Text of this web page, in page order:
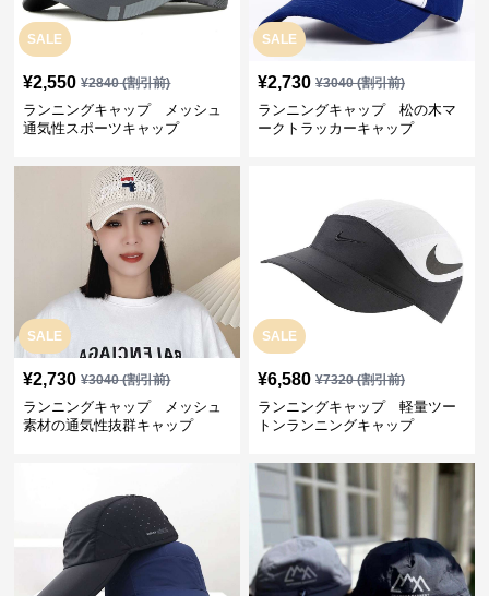
SALE
¥2,550 ¥2840(割引前)
ランニングキャップ メッシュ
通気性スポーツキャップ
SALE
¥2,730 ¥3040(割引前)
ランニングキャップ 松の木マ
ークトラッカーキャップ
SALE
¥2,730 ¥3040(割引前)
ランニングキャップ メッシュ
素材の通気性抜群キャップ
SALE
¥6,580 ¥7320(割引前)
ランニングキャップ 軽量ツー
トンランニングキャップ